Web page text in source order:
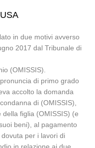
in due motivi avverso
2017 dal Tribunale di
(OMISSIS).
di primo grado
accolto la domanda
di (OMISSIS),
figlia (OMISSIS) (e
beni), al pagamento
per i lavori di